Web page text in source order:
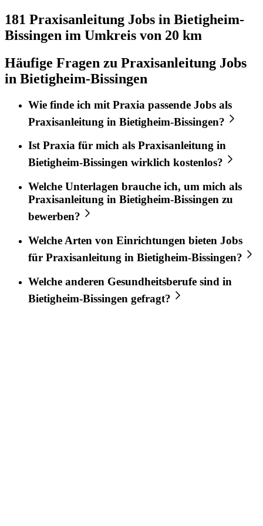
181 Praxisanleitung Jobs in Bietigheim-
Bissingen im Umkreis von 20 km
Häufige Fragen zu Praxisanleitung Jobs
in Bietigheim-Bissingen
Wie finde ich mit Praxia passende Jobs als
Praxisanleitung in Bietigheim-Bissingen?
IstPraxia für mich als Praxisanleitung in
Bietigheim-Bissingen wirklich kostenlos?
Welche Unterlagen brauche ich, um mich als
Praxisanleitung in Bietigheim-Bissingen zu
bewerben?
Welche Arten von Einrichtungen bieten Jobs
für Praxisanleitung in Bietigheim-Bissingen?
Welche anderen Gesundheitsberufe sind in
Bietigheim-Bissingen gefragt?